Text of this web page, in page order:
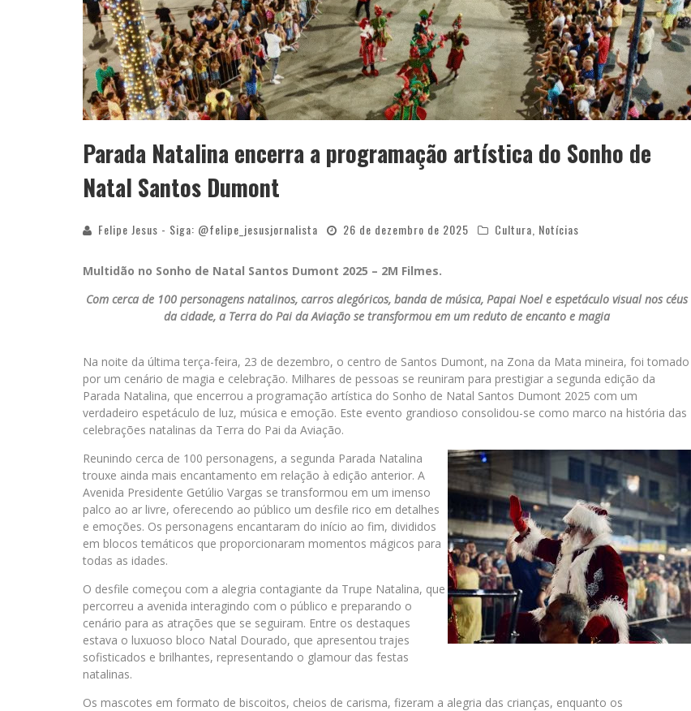
Parada Natalina encerra a programação artística do Sonho de
Natal Santos Dumont
Felipe Jesus - Siga: @felipe_jesusjornalista 26 de dezembro de 2025 Cultura Notícias
Multidão no Sonho de Natal Santos Dumont 2025 – 2M Filmes.
Com cerca de 100 personagens natalinos, carros alegóricos, banda de música, Papai Noel e espetáculo visual nos céus
da cidade, a Terra do Pai da Aviação se transformou em um reduto de encanto e magia
Na noite da última terça-feira, 23 de dezembro, o centro de Santos Dumont, na Zona da Mata mineira, foi tomado
por um cenário de magia e celebração. Milhares de pessoas se reuniram para prestigiar a segunda edição da
Parada Natalina, que encerrou a programação artística do Sonho de Natal Santos Dumont 2025 com um
verdadeiro espetáculo de luz, música e emoção. Este evento grandioso consolidou-se como marco na história das
celebrações natalinas da Terra do Pai da Aviação.
Reunindo cerca de 100 personagens, a segunda Parada Natalina
trouxe ainda mais encantamento em relação à edição anterior. A
Avenida Presidente Getúlio Vargas se transformou em um imenso
palco ao ar livre, oferecendo ao público um desfile rico em detalhes
e emoções. Os personagens encantaram do início ao fim, divididos
em blocos temáticos que proporcionaram momentos mágicos para
todas as idades.
O desfile começou com a alegria contagiante da Trupe Natalina, que
percorreu a avenida interagindo com o público e preparando o
cenário para as atrações que se seguiram. Entre os destaques
estava o luxuoso bloco Natal Dourado, que apresentou trajes
sofisticados e brilhantes, representando o glamour das festas
natalinas.
Os mascotes em formato de biscoitos, cheios de carisma, fizeram a alegria das crianças, enquanto os